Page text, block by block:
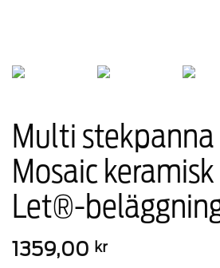
Multi stekpanna
Mosaic
Let®-
1359,00 kr